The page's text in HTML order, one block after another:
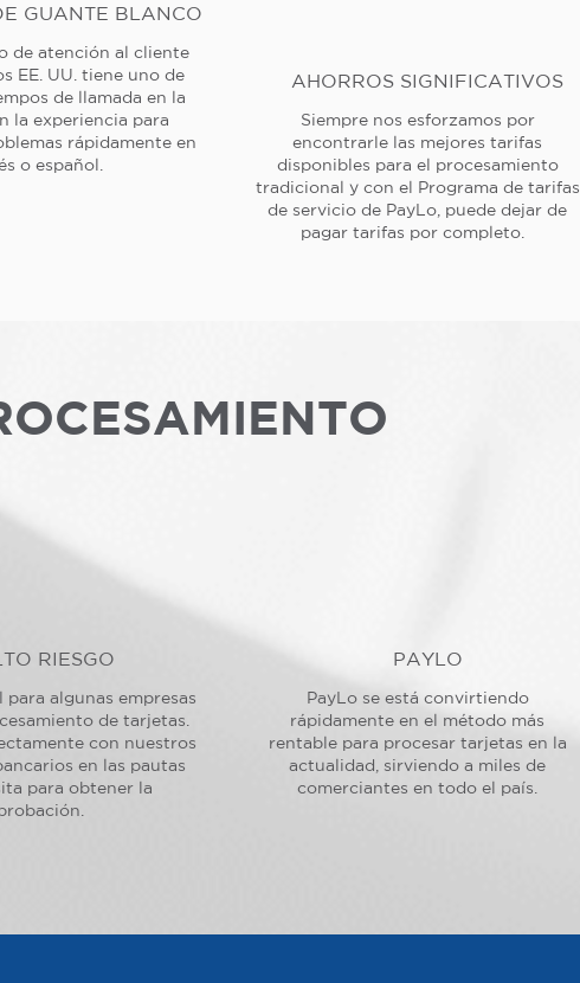
GUANTE BLANCO
de atención al cliente
EE. UU. tiene uno de
de llamada en la
la experiencia para
rápidamente en
o español.
AHORROS SIGNIFICATIVOS
Siempre nos esforzamos por
encontrarle las mejores tarifas
disponibles para el procesamiento
tradicional y con el Programa de tarifas
de servicio de PayLo, puede dejar de
pagar tarifas por completo.
RIESGO
para algunas empresas
de tarjetas.
con nuestros
en las pautas
para obtener la
PAYLO
PayLo se está convirtiendo
rápidamente en el método más
rentable para procesar tarjetas en la
actualidad, sirviendo a miles de
comerciantes en todo el país.